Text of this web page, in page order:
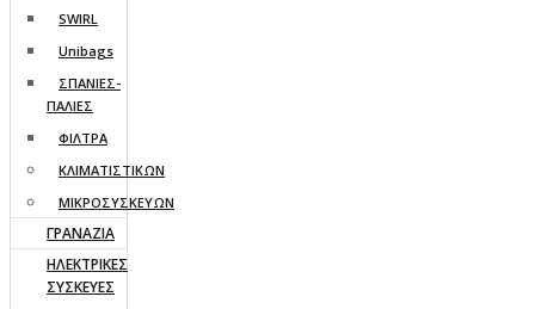
SWIRL
Unibags
ΣΠΑΝΙΕΣ-
ΠΑΛΙΕΣ
ΦΙΛΤΡΑ
ΚΛΙΜΑΤΙΣΤΙΚΩΝ
ΜΙΚΡΟΣΥΣΚΕΥΩΝ
ΓΡΑΝΑΖΙΑ
ΗΛΕΚΤΡΙΚΕΣ
ΣΥΣΚΕΥΕΣ